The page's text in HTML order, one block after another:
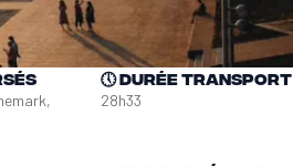
🕔Durée transport
28h33